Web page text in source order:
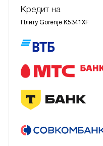
Кредит на
Плиту Gorenje K5341XF